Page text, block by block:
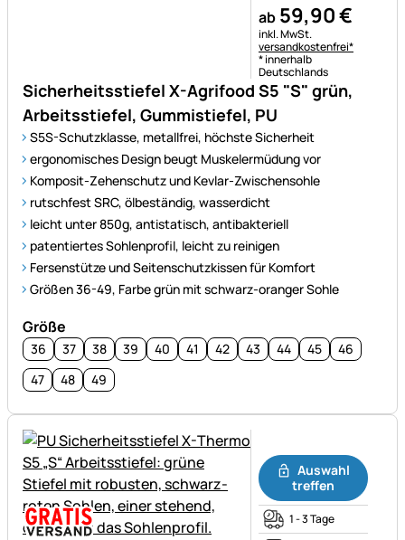
Sicherheitsstiefel X-Agrifood S5 "S" grün,
Arbeitsstiefel, Gummistiefel, PU
S5S-Schutzklasse, metallfrei, höchste Sicherheit
ergonomisches Design beugt Muskelermüdung vor
Komposit-Zehenschutz und Kevlar-Zwischensohle
rutschfest SRC, ölbeständig, wasserdicht
leicht unter 850g, antistatisch, antibakteriell
patentiertes Sohlenprofil, leicht zu reinigen
Fersenstütze und Seitenschutzkissen für Komfort
Größen 36-49, Farbe grün mit schwarz-oranger Sohle
Größe
36 37 38 39 40 41 42 43 44 45
46
47
48 49
ab 59,90€
Steuerhinweis:
inkl. MwSt.
versandkostenfrei*
* innerhalb
Deutschlands
Auswahl
treffen
1 - 3 Tage